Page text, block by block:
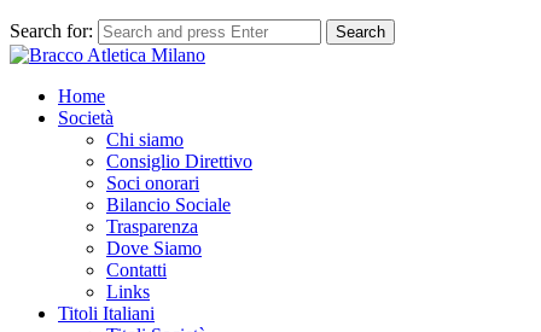
Search for: Search
Home
Società
Chi siamo
Consiglio Direttivo
Soci onorari
Bilancio Sociale
Trasparenza
Dove Siamo
Contatti
Links
Titoli Italiani